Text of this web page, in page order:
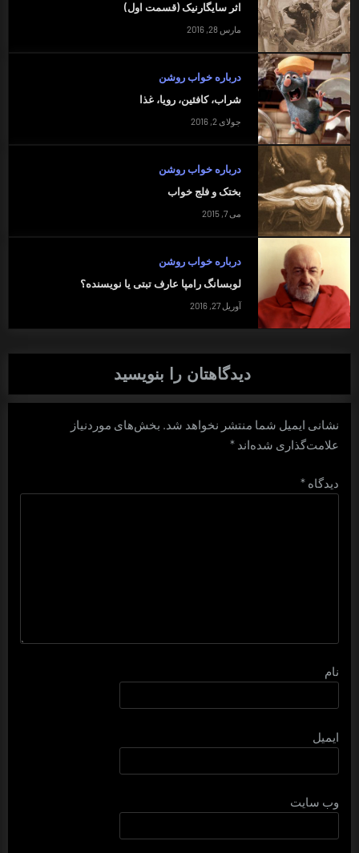
اثر سایگارنیک (قسمت اول)
مارس 28, 2016
درباره خواب روشن
شراب، کافئین، رویا، غذا
جولای 2, 2016
درباره خواب روشن
بختک و فلج خواب
می 7, 2015
درباره خواب روشن
لوبسانگ رامپا عارف تبتی یا نویسنده؟
آوریل 27, 2016
دیدگاهتان را بنویسید
نشانی ایمیل شما منتشر نخواهد شد. بخش‌های موردنیاز
علامت‌گذاری شده‌اند *
دیدگاه *
نام
ایمیل
وب‌ سایت